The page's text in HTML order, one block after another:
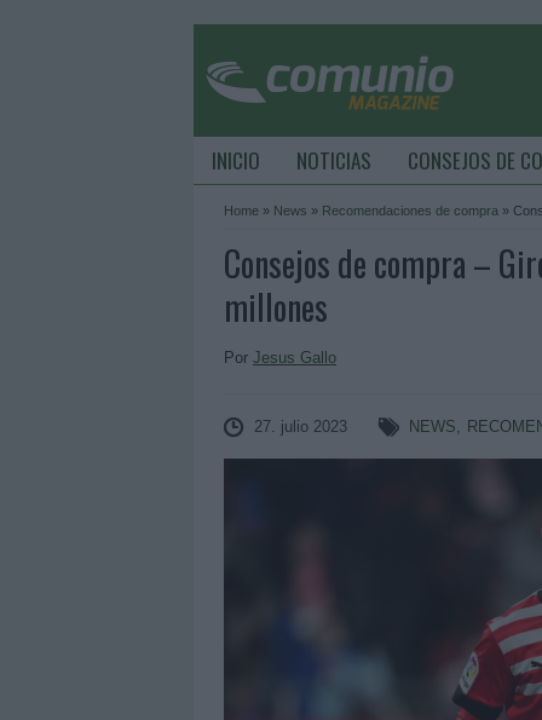
INICIO NOTICIAS CONSEJOS DE
Home » News » Recomendaciones de compra »
Consejos de compra –
millones
Por Jesus Gallo
27. julio 2023 NEWS,